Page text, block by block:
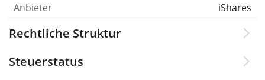
Anbieter
iShares
Rechtliche Struktur
Steuerstatus